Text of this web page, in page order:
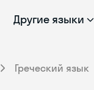
Другие языки
Греческий язык